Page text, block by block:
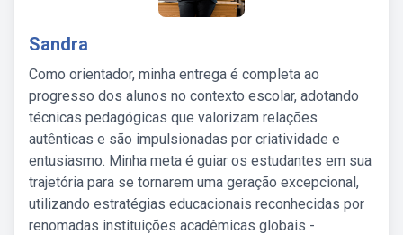
Sandra
Como orientador, minha entrega é completa ao
progresso dos alunos no contexto escolar, adotando
técnicas pedagógicas que valorizam relações
autênticas e são impulsionadas por criatividade e
entusiasmo. Minha meta é guiar os estudantes em sua
trajetória para se tornarem uma geração excepcional,
utilizando estratégias educacionais reconhecidas por
renomadas instituições acadêmicas globais -